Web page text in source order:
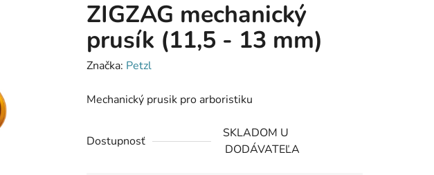
ZIGZAG mechanický
prusík (11,5 - 13 mm)
Značka: Petzl
Mechanický prusik pro arboristiku
Dostupnosť
SKLADOM U
DODÁVATEĽA